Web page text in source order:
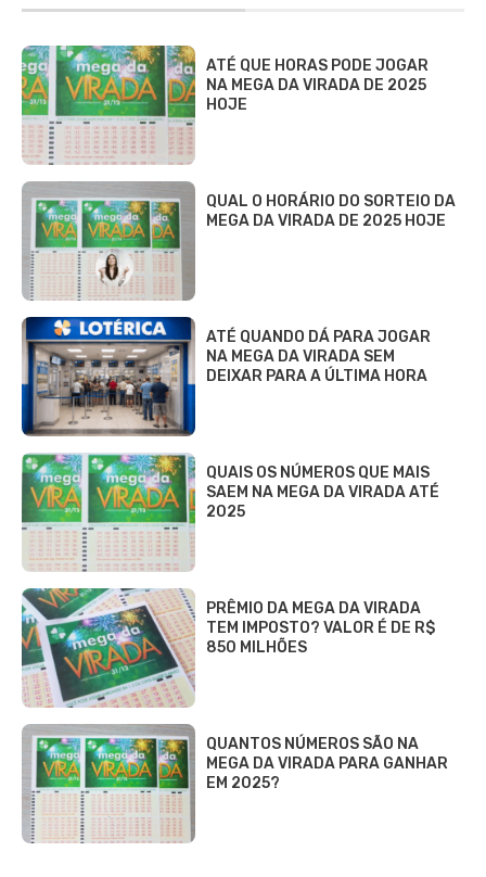
ATÉ QUE HORAS PODE JOGAR
NA MEGA DA VIRADA DE 2025
HOJE
QUAL O HORÁRIO DO SORTEIO DA
MEGA DA VIRADA DE 2025 HOJE
ATÉ QUANDO DÁ PARA JOGAR
NA MEGA DA VIRADA SEM
DEIXAR PARA A ÚLTIMA HORA
QUAIS OS NÚMEROS QUE MAIS
SAEM NA MEGA DA VIRADA ATÉ
2025
PRÊMIO DA MEGA DA VIRADA
TEM IMPOSTO? VALOR É DE R$
850 MILHÕES
QUANTOS NÚMEROS SÃO NA
MEGA DA VIRADA PARA GANHAR
EM 2025?